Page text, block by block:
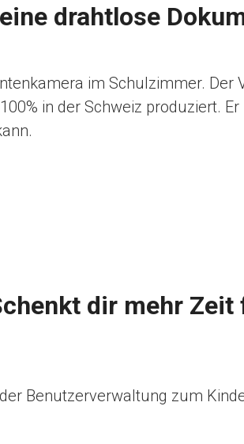
drahtlose
im Schulzimmer. Der
in der Schweiz produziert.
dir mehr
Benutzerverwaltung zum